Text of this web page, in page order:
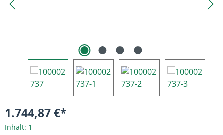
1.744,87 €*
Inhalt: 1